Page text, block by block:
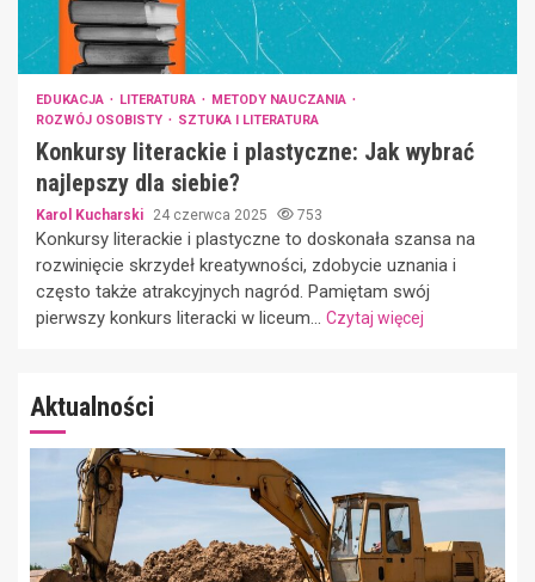
EDUKACJA LITERATURA
METODY NAUCZANIA
ROZWÓJ OSOBISTY
SZTUKA I LITERATURA
Konkursy literackie i plastyczne: Jak wybrać
najlepszy dla siebie?
Karol Kucharski 24 czerwca 2025 753
Konkursy literackie i plastyczne to doskonała szansa na
rozwinięcie skrzydeł kreatywności, zdobycie uznania i
często także atrakcyjnych nagród. Pamiętam swój
pierwszy konkurs literacki w liceum... Czytaj więcej
Aktualności